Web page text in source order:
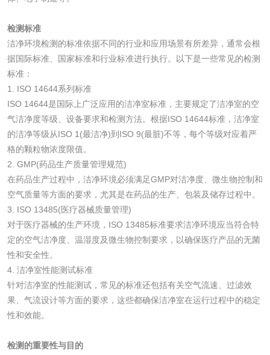
检测标准
洁净环境检测的标准依据不同的行业和应用场景有所差异，通常会根
据国际标准、国家标准和行业标准进行执行。以下是一些常见的检测
标准：
1. ISO 14644系列标准
ISO 14644是国际上广泛应用的洁净室标准，主要规定了洁净室的空
气洁净度等级、设备要求和检测方法。根据ISO 14644标准，洁净室
的洁净等级从ISO 1(最洁净)到ISO 9(最脏)不等，每个等级对应着严
格的颗粒物浓度限值。
2. GMP(药品生产质量管理规范)
在药品生产过程中，洁净环境必须满足GMP对洁净度、微生物控制和
空气质量等方面的要求，尤其是在药品的生产、包装及储存过程中。
3. ISO 13485(医疗器械质量管理)
对于医疗器械的生产环境，ISO 13485标准要求洁净环境应当符合特
定的空气洁净度、温湿度及微生物控制要求，以确保医疗产品的无菌
性和安全性。
4. 洁净室性能测试标准
针对洁净室的性能测试，常见的标准还包括有关空气流速、过滤效
果、气流设计等方面的要求，这些都确保洁净室在运行过程中的稳定
性和效能。
检测的重要性与目的
油墨检测 凹版油墨和柔印油
墨检测
陶瓷颜料检测
油墨成分分析
玻璃画颜料检测 儿童水粉画颜料检
测
水性印刷油墨检测
油品